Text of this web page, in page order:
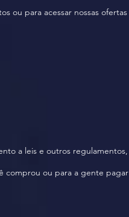
ou para acessar nossas ofertas
a leis e outros regulamentos,
comprou ou para a gente pagar